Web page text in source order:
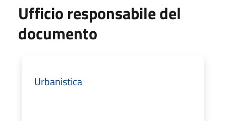
Ufficio responsabile del
documento
Urbanistica